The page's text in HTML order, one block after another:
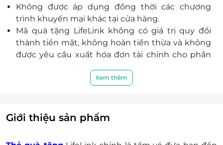
Không được áp dụng đồng thời các chương
trình khuyến mại khác tại cửa hàng.
Mã quà tặng LifeLink không có giá trị quy đổi
thành tiền mặt, không hoàn tiền thừa và không
được yêu cầu xuất hóa đơn tài chính cho phần
Khách hàng có trách nhiệm bảo mật thông tin
mất hoặc ở trạng thái "Đã sử dụng" với bất kỳ lý
Xem thêm
Giới thiệu sản phẩm